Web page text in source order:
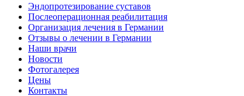
Эндопротезирование суставов
Послеоперационная реабилитация
Организация лечения в Германии
Отзывы о лечении в Германии
Наши врачи
Новости
Фотогалерея
Цены
Контакты